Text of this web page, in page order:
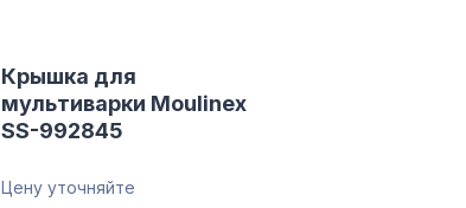
Крышка для
мультиварки Moulinex
SS-992845
Цену уточняйте